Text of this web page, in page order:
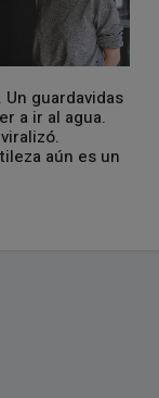
guardavidas
a ir al agua.
aún es un